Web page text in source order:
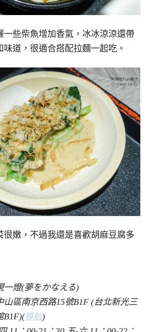
一些柴魚增加香氣，冰冰涼涼還帶
味道，很適合搭配拉麵一起吃。
很嫩，不過我還是喜歡胡麻豆腐多
一燈(夢をかなえる)
山區南京西路15號B1F (台北新光三
B1F)(導航)